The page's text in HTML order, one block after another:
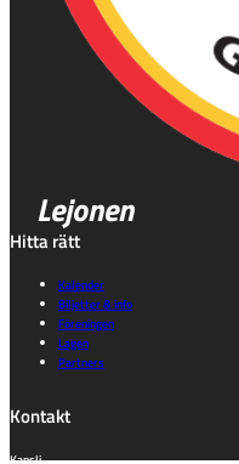
Lejonen
Hitta rätt
Kalender
Biljetter & info
Föreningen
Lagen
Partners
Kontakt
Kansli